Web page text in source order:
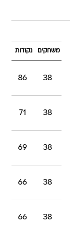
משחקים נקודות
38
86
38
71
38
69
38
66
38
66